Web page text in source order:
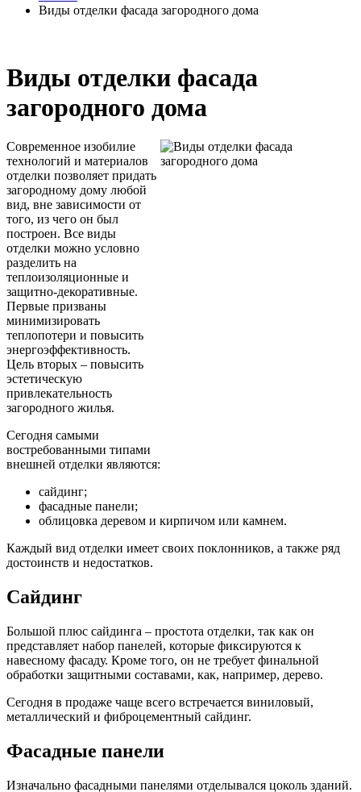
Виды отделки фасада загородного дома
Виды отделки фасада
загородного дома
Современное изобилие
технологий и материалов
отделки позволяет придать
загородному дому любой
вид, вне зависимости от
того, из чего он был
построен. Все виды
отделки можно условно
разделить на
теплоизоляционные и
защитно-декоративные.
Первые призваны
минимизировать
теплопотери и повысить
энергоэффективность.
Цель вторых – повысить
эстетическую
привлекательность
загородного жилья.
Сегодня самыми
востребованными типами
внешней отделки являются:
сайдинг;
фасадные панели;
облицовка деревом и кирпичом или камнем.
Каждый вид отделки имеет своих поклонников, а также ряд
достоинств и недостатков.
Сайдинг
Большой плюс сайдинга – простота отделки, так как он
представляет набор панелей, которые фиксируются к
навесному фасаду. Кроме того, он не требует финальной
обработки защитными составами, как, например, дерево.
Сегодня в продаже чаще всего встречается виниловый,
металлический и фиброцементный сайдинг.
Фасадные панели
Изначально фасадными панелями отделывался цоколь зданий.